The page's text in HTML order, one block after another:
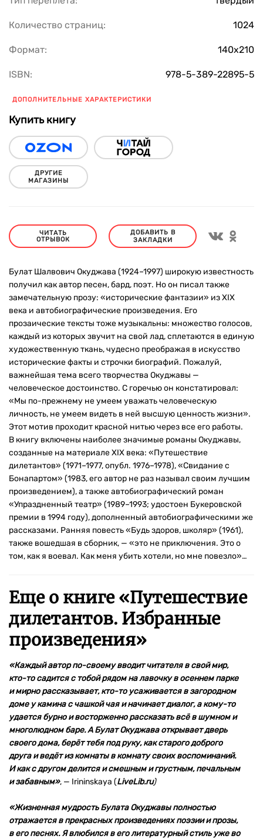
Количество страниц: 1024
Формат: 140х210
ISBN: 978-5-389-22895-5
ДОПОЛНИТЕЛЬНЫЕ ХАРАКТЕРИСТИКИ
Купить книгу
ДРУГИЕ
МАГАЗИНЫ
ЧИТАТЬ
ОТРЫВОК
ДОБАВИТЬ В
ЗАКЛАДКИ
Булат Шалвович Окуджава (1924–1997) широкую известность
получил как автор песен, бард, поэт. Но он писал также
замечательную прозу: «исторические фантазии» из XIX
века и автобиографические произведения. Его
прозаические тексты тоже музыкальны: множество голосов,
каждый из которых звучит на свой лад, сплетаются в единую
художественную ткань, чудесно преображая в искусство
исторические факты и строчки биографий. Пожалуй,
важнейшая тема всего творчества Окуджавы —
человеческое достоинство. С горечью он констатировал:
«Мы по-прежнему не умеем уважать человеческую
личность, не умеем видеть в ней высшую ценность жизни».
Этот мотив проходит красной нитью через все его работы.
В книгу включены наиболее значимые романы Окуджавы,
созданные на материале XIX века: «Путешествие
дилетантов» (1971–1977, опубл. 1976–1978), «Свидание с
Бонапартом» (1983, его автор не раз называл своим лучшим
произведением), а также автобиографический роман
«Упраздненный театр» (1989–1993; удостоен Букеровской
премии в 1994 году), дополненный автобиографическими же
рассказами. Ранняя повесть «Будь здоров, школяр» (1961),
также вошедшая в сборник, — «это не приключения. Это о
том, как я воевал. Как меня убить хотели, но мне повезло»…
Еще о книге «Путешествие
дилетантов. Избранные
произведения»
«Каждый автор по-своему вводит читателя в свой мир,
кто-то садится с тобой рядом на лавочку в осеннем парке
и мирно рассказывает, кто-то усаживается в загородном
доме у камина с чашкой чая и начинает диалог, а кому-то
удается бурно и восторженно рассказать всё в шумном и
многолюдном баре. А Булат Окуджава открывает дверь
своего дома, берёт тебя под руку, как старого доброго
друга и ведёт из комнаты в комнату своих воспоминаний.
И как с другом делится и смешным и грустным, печальным
и забавным», — Irininskaya (LiveLib.ru)
«Жизненная мудрость Булата Окуджавы полностью
отражается в прекрасных произведениях поэзии и прозы,
в его песнях. Я влюбился в его литературный стиль уже во